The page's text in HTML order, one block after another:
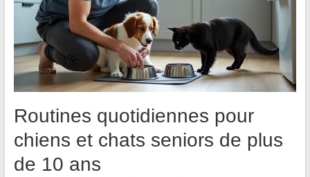
Routines quotidiennes pour
chiens et chats seniors de plus
de 10 ans